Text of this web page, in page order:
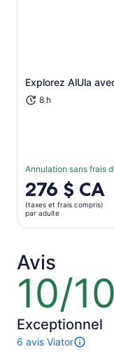
Explorez AlUla
8 h
Annulation sans frais
Le
prix
est
de 276 $ CA.
adulte
276 $ CA
(taxes et frais compris)
par adulte
Avis
10/10
10
10
Exceptionnel
6 avis Viator
Il